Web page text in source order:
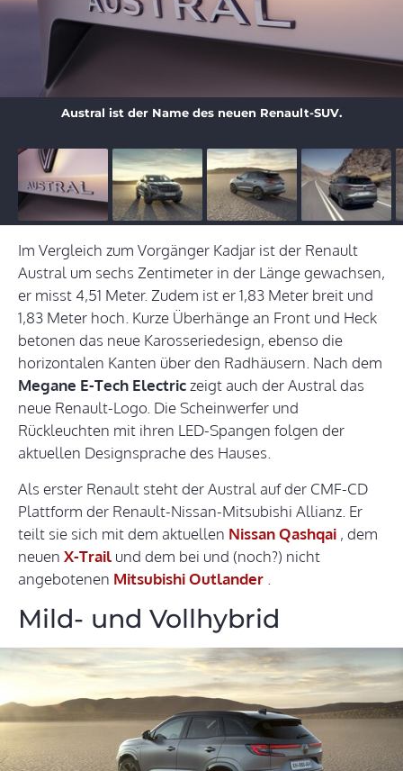
Austral ist der Name des neuen Renault-SUV.
Im Vergleich zum Vorgänger Kadjar ist der Renault
Austral um sechs Zentimeter in der Länge gewachsen,
er misst 4,51 Meter. Zudem ist er 1,83 Meter breit und
1,83 Meter hoch. Kurze Überhänge an Front und Heck
betonen das neue Karosseriedesign, ebenso die
horizontalen Kanten über den Radhäusern. Nach dem
Megane E-Tech Electriczeigt auch der Austral das
neue Renault-Logo. Die Scheinwerfer und
Rückleuchten mit ihren LED-Spangen folgen der
aktuellen Designsprache des Hauses.
Als erster Renault steht der Austral auf der CMF-CD
Plattform der Renault-Nissan-Mitsubishi Allianz. Er
teilt sie sich mit dem aktuellen Nissan Qashqai , dem
neuen X-Trail und dem bei und (noch?) nicht
angebotenen Mitsubishi Outlander .
Mild- und Vollhybrid